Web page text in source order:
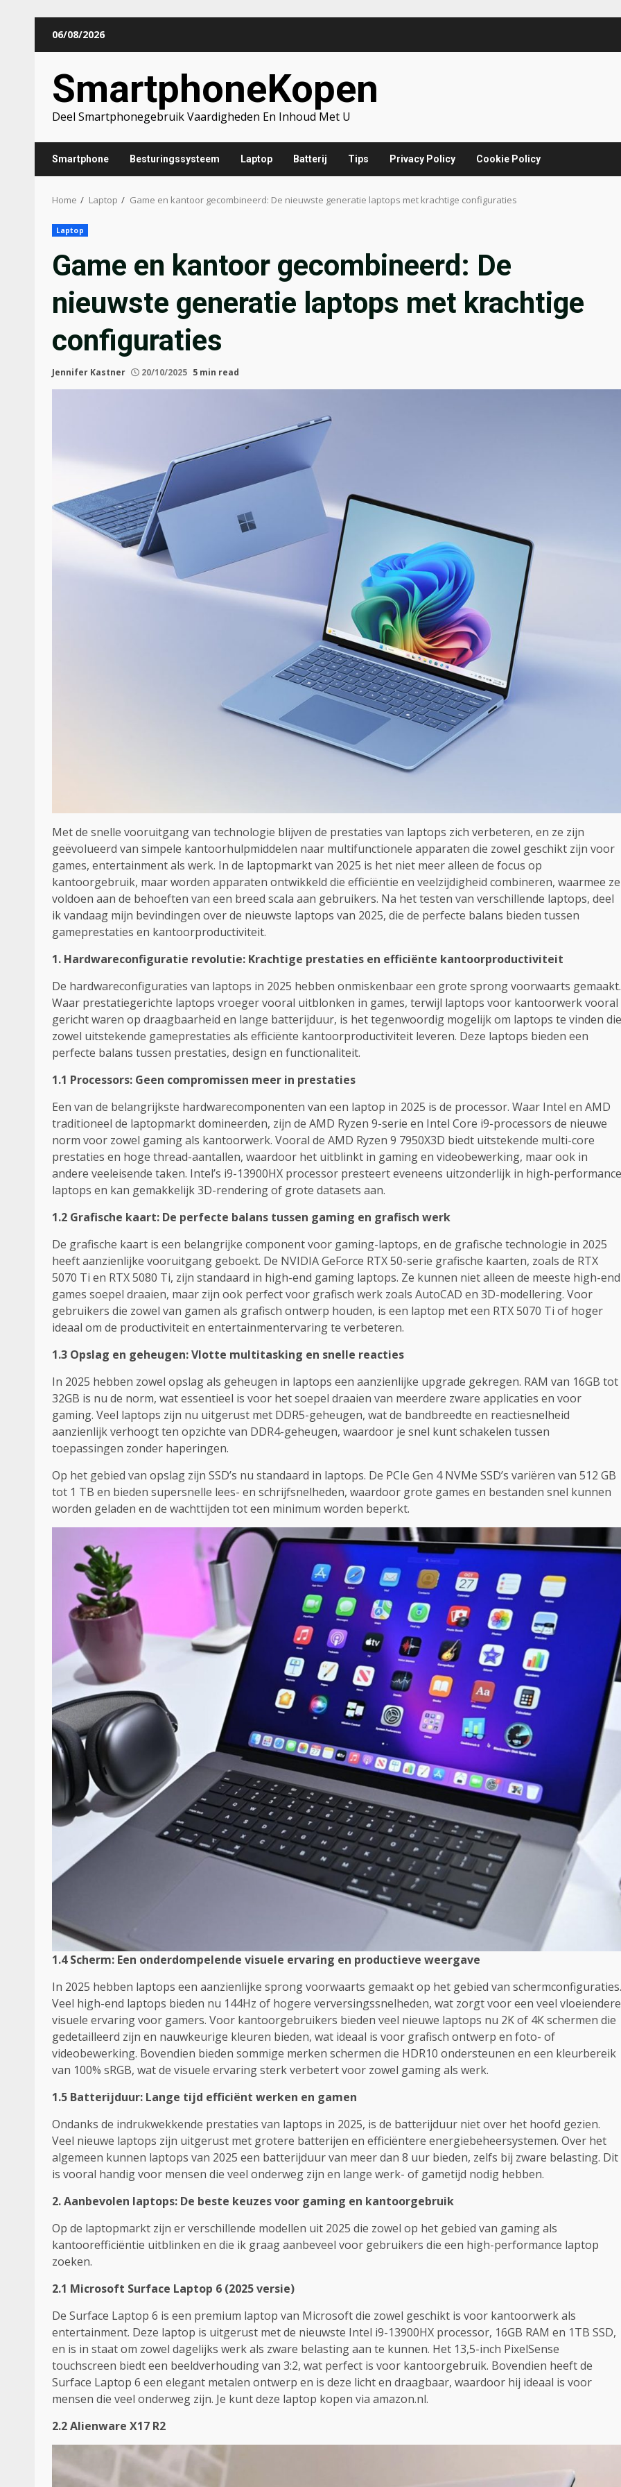
06/08/2026
SmartphoneKopen
Deel Smartphonegebruik Vaardigheden En Inhoud Met U
Smartphone Besturingssysteem Laptop Batterij Tips Privacy Policy Cookie Policy
Home Laptop Game en kantoor gecombineerd: De nieuwste generatie laptops met krachtige configuraties
Laptop
Game en kantoor gecombineerd: De
nieuwste generatie laptops met krachtige
configuraties
Jennifer Kastner 20/10/2025 5 min read
Met de snelle vooruitgang van technologie blijven de prestaties van laptops zich verbeteren, en ze zijn
geëvolueerd van simpele kantoorhulpmiddelen naar multifunctionele apparaten die zowel geschikt zijn voor
games, entertainment als werk. In de laptopmarkt van 2025 is het niet meer alleen de focus op
kantoorgebruik, maar worden apparaten ontwikkeld die efficiëntie en veelzijdigheid combineren, waarmee ze
voldoen aan de behoeften van een breed scala aan gebruikers. Na het testen van verschillende laptops, deel
ik vandaag mijn bevindingen over de nieuwste laptops van 2025, die de perfecte balans bieden tussen
gameprestaties en kantoorproductiviteit.
1. Hardwareconfiguratie revolutie: Krachtige prestaties en efficiënte kantoorproductiviteit
De hardwareconfiguraties van laptops in 2025 hebben onmiskenbaar een grote sprong voorwaarts gemaakt.
Waar prestatiegerichte laptops vroeger vooral uitblonken in games, terwijl laptops voor kantoorwerk vooral
gericht waren op draagbaarheid en lange batterijduur, is het tegenwoordig mogelijk om laptops te vinden die
zowel uitstekende gameprestaties als efficiënte kantoorproductiviteit leveren. Deze laptops bieden een
perfecte balans tussen prestaties, design en functionaliteit.
1.1 Processors: Geen compromissen meer in prestaties
Een van de belangrijkste hardwarecomponenten van een laptop in 2025 is de processor. Waar Intel en AMD
traditioneel de laptopmarkt domineerden, zijn de AMD Ryzen 9-serie en Intel Core i9-processors de nieuwe
norm voor zowel gaming als kantoorwerk. Vooral de AMD Ryzen 9 7950X3D biedt uitstekende multi-core
prestaties en hoge thread-aantallen, waardoor het uitblinkt in gaming en videobewerking, maar ook in
andere veeleisende taken. Intel’s i9-13900HX processor presteert eveneens uitzonderlijk in high-performance
laptops en kan gemakkelijk 3D-rendering of grote datasets aan.
1.2 Grafische kaart: De perfecte balans tussen gaming en grafisch werk
De grafische kaart is een belangrijke component voor gaming-laptops, en de grafische technologie in 2025
heeft aanzienlijke vooruitgang geboekt. De NVIDIA GeForce RTX 50-serie grafische kaarten, zoals de RTX
5070 Ti en RTX 5080 Ti, zijn standaard in high-end gaming laptops. Ze kunnen niet alleen de meeste high-end
games soepel draaien, maar zijn ook perfect voor grafisch werk zoals AutoCAD en 3D-modellering. Voor
gebruikers die zowel van gamen als grafisch ontwerp houden, is een laptop met een RTX 5070 Ti of hoger
ideaal om de productiviteit en entertainmentervaring te verbeteren.
1.3 Opslag en geheugen: Vlotte multitasking en snelle reacties
In 2025 hebben zowel opslag als geheugen in laptops een aanzienlijke upgrade gekregen. RAM van 16GB tot
32GB is nu de norm, wat essentieel is voor het soepel draaien van meerdere zware applicaties en voor
gaming. Veel laptops zijn nu uitgerust met DDR5-geheugen, wat de bandbreedte en reactiesnelheid
aanzienlijk verhoogt ten opzichte van DDR4-geheugen, waardoor je snel kunt schakelen tussen
toepassingen zonder haperingen.
Op het gebied van opslag zijn SSD’s nu standaard in laptops. De PCIe Gen 4 NVMe SSD’s variëren van 512 GB
tot 1 TB en bieden supersnelle lees- en schrijfsnelheden, waardoor grote games en bestanden snel kunnen
worden geladen en de wachttijden tot een minimum worden beperkt.
1.4 Scherm: Een onderdompelende visuele ervaring en productieve weergave
In 2025 hebben laptops een aanzienlijke sprong voorwaarts gemaakt op het gebied van schermconfiguraties.
Veel high-end laptops bieden nu 144Hz of hogere verversingssnelheden, wat zorgt voor een veel vloeiendere
visuele ervaring voor gamers. Voor kantoorgebruikers bieden veel nieuwe laptops nu 2K of 4K schermen die
gedetailleerd zijn en nauwkeurige kleuren bieden, wat ideaal is voor grafisch ontwerp en foto- of
videobewerking. Bovendien bieden sommige merken schermen die HDR10 ondersteunen en een kleurbereik
van 100% sRGB, wat de visuele ervaring sterk verbetert voor zowel gaming als werk.
1.5 Batterijduur: Lange tijd efficiënt werken en gamen
Ondanks de indrukwekkende prestaties van laptops in 2025, is de batterijduur niet over het hoofd gezien.
Veel nieuwe laptops zijn uitgerust met grotere batterijen en efficiëntere energiebeheersystemen. Over het
algemeen kunnen laptops van 2025 een batterijduur van meer dan 8 uur bieden, zelfs bij zware belasting. Dit
is vooral handig voor mensen die veel onderweg zijn en lange werk- of gametijd nodig hebben.
2. Aanbevolen laptops: De beste keuzes voor gaming en kantoorgebruik
Op de laptopmarkt zijn er verschillende modellen uit 2025 die zowel op het gebied van gaming als
kantoorefficiëntie uitblinken en die ik graag aanbeveel voor gebruikers die een high-performance laptop
zoeken.
2.1 Microsoft Surface Laptop 6 (2025 versie)
De Surface Laptop 6 is een premium laptop van Microsoft die zowel geschikt is voor kantoorwerk als
entertainment. Deze laptop is uitgerust met de nieuwste Intel i9-13900HX processor, 16GB RAM en 1TB SSD,
en is in staat om zowel dagelijks werk als zware belasting aan te kunnen. Het 13,5-inch PixelSense
touchscreen biedt een beeldverhouding van 3:2, wat perfect is voor kantoorgebruik. Bovendien heeft de
Surface Laptop 6 een elegant metalen ontwerp en is deze licht en draagbaar, waardoor hij ideaal is voor
mensen die veel onderweg zijn. Je kunt deze laptop kopen via amazon.nl.
2.2 Alienware X17 R2